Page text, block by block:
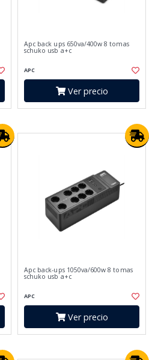
Apc back ups 650va/400w 8 tomas
schuko usb a+c
APC
Ver precio
Apc back-ups 1050va/600w 8 tomas
schuko usb a+c
APC
Ver precio